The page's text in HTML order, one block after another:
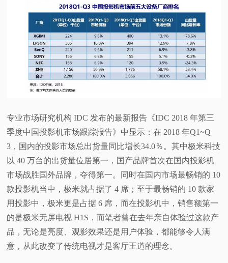
普
验
专
题
专业市场研究机构 IDC 发布的最新报告《IDC 2018 年第三
季度中国投影机市场跟踪报告》中显示：在 2018 年Q1~Q
3，国内的投影市场总出货量同比增长34.0％。其中极米科技
以 40 万台的出货量位居第一，国产品牌首次在国内投影机
市场战胜国外品牌，夺得第一。同时在国内市场最畅销的 10
款投影机当中，极米就占据了 4 席；至于最畅销的 10 款家
用投影中，极米更是占据 6 席，而在投影机中，销售额第一
的是极米无屏电视 H1S，而笔者曾在去年亲自体验过这款产
品，无论是亮度、观影效果还是用户体验，都能够令人满
意，从此改变了传统电视才是客厅王道的理念。